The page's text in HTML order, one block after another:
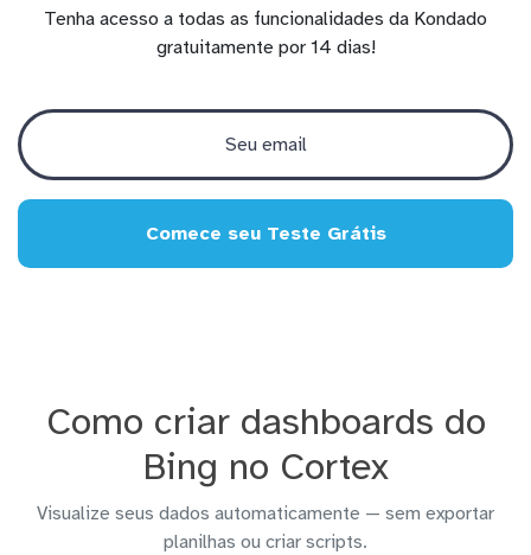
Tenha acesso a todas as funcionalidades da Kondado
gratuitamente por 14 dias!
Comece seu Teste Grátis
Como criar dashboards do
Bing no Cortex
Visualize seus dados automaticamente — sem exportar
planilhas ou criar scripts.